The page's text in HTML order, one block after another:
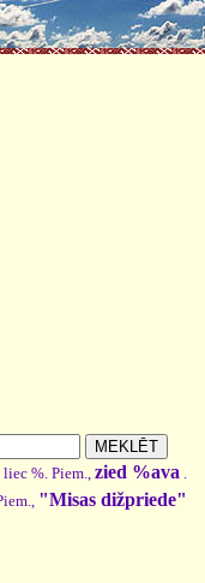
%. Piem., zied %ava .
"Misas dižpriede"